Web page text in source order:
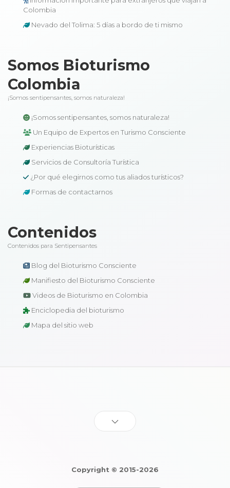
Colombia
Nevado del Tolima: 5 días a bordo de ti mismo
Somos Bioturismo
Colombia
¡Somos sentipensantes, somos naturaleza!
¡Somos sentipensantes, somos naturaleza!
Un Equipo de Expertos en Turismo Consciente
Experiencias Bioturísticas
Servicios de Consultoría Turística
¿Por qué elegirnos como tus aliados turísticos?
Formas de contactarnos
Contenidos
Contenidos para Sentipensantes
Blog del Bioturismo Consciente
Manifiesto del Bioturismo Consciente
Videos de Bioturismo en Colombia
Enciclopedia del bioturismo
Mapa del sitio web
Copyright © 2015-2026